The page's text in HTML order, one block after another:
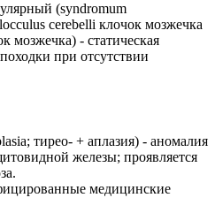
(syndromum
cerebelli клочок мозжечка
мозжечка) - статическая
при отсутствии
тирео- + аплазия) - аномалия
железы; проявляется
медицинские